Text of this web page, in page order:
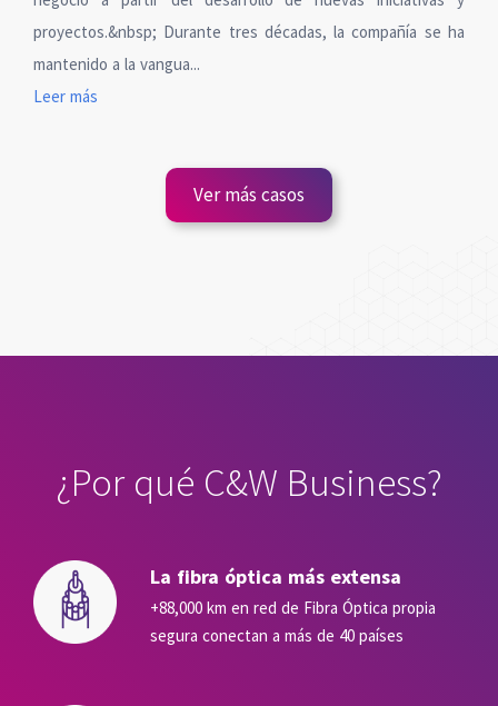
proyectos.&nbsp; Durante tres décadas, la compañía se ha
mantenido a la vangua...
Leer más
Ver más casos
¿Por qué C&W Business?
La fibra óptica más extensa
+88,000 km en red de Fibra Óptica propia
segura conectan a más de 40 países